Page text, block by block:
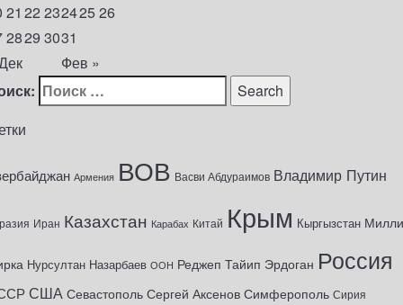
Фев »
21 22 23242526
2829 3031
Армения ВОВ Васви Абдураимов Владимир Путин
Иран Казахстан Карабах Китай Крым Кыргызстан Милли
Нурсултан Назарбаев ООН Реджеп Тайип Эрдоган Россия
США Севастополь Сергей Аксенов Симферополь Сирия